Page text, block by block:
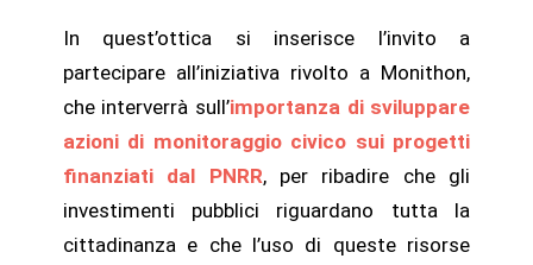
In quest’ottica si inserisce l’invito a
partecipare all’iniziativa rivolto a Monithon,
che interverrà sull’importanza di sviluppare
azioni di monitoraggio civico sui progetti
finanziati dal PNRR, per ribadire che gli
investimenti pubblici riguardano tutta la
cittadinanza e che l’uso di queste risorse